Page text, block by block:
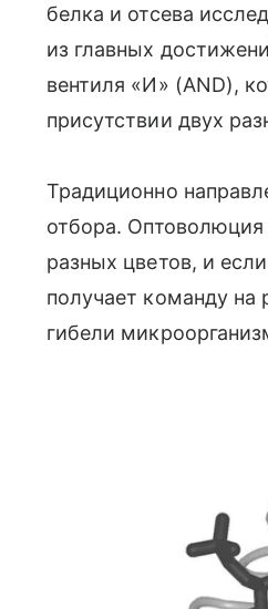
белка и отсева
из главных
вентиля «И» (AND),
присутствии двух
Традиционно
отбора. Оптоволюция
разных цветов, и
получает команду
гибели